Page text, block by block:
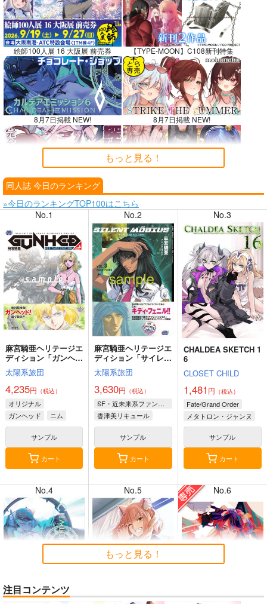
絵師100人展 16 大阪展 前売券 【TYPE-MOON】C108新刊特集
8月7日掲載 NEW! 8月7日掲載 NEW!
8月6日掲載
8月4日掲載 8月4日掲載
8月3日掲載 8月3日掲載
8月2日掲載 8月2日掲載
7月31日掲載
7月30日掲載 7月30日掲載
もっと見る！
同人誌 今日のランキング
»今日のランキングTOP100はこちら
No.1
麻宮騎亜ヘリテージエ
ディション「ガンヘッ
ド」上巻
太陽系旅団
4,235円 （税込）
オリジナル
ガンヘッド
ニム
ブルックリン
サンプル
カート
No.2
麻宮騎亜ヘリテージエ
ディション「サイレン
トメビウス」03 キデ
ィ編
太陽系旅団
3,630円 （税込）
SF・近未来系ファンタジー
香津美リキュール
キディ
サンプル
カート
No.3
CHALDEA SKETCH 1
6
CLOSET CHILD
1,481 円 （税込）
Fate/Grand Order
メタトロン・ジャンヌ
リリス
サンプル
カート
No.4 No.5 No.6
もっと見る！
注目コンテンツ